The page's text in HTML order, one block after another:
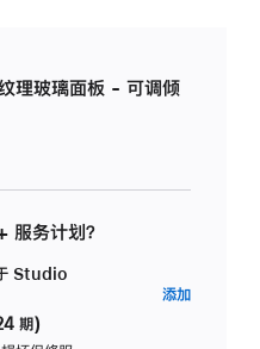
玻璃面板 - 可调倾
务计划？
Studio
期)
添加